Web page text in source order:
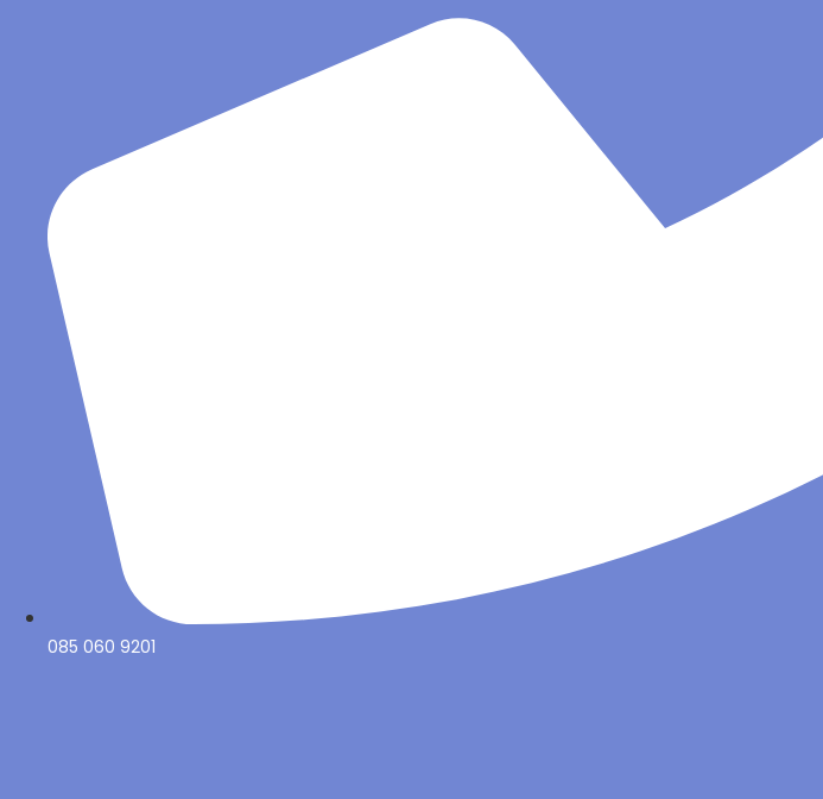
085 060 9201